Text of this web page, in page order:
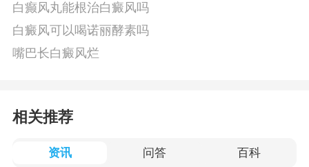
白癫风丸能根治白癜风吗
白癜风可以喝诺丽酵素吗
嘴巴长白癜风烂
相关推荐
资讯 问答 百科